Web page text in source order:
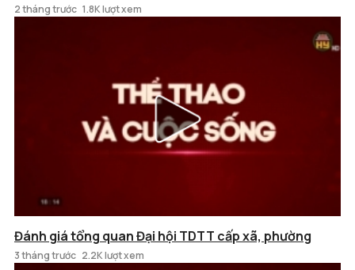
2 tháng trước 1.8K lượt xem
Đánh giá tổng quan Đại hội TDTT cấp xã, phường
3 tháng trước 2.2K lượt xem